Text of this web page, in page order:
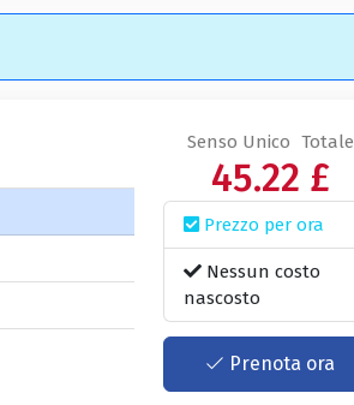
Senso Unico Totale
45.22 £
Prezzo per ora
Nessun costo
nascosto
Prenota ora